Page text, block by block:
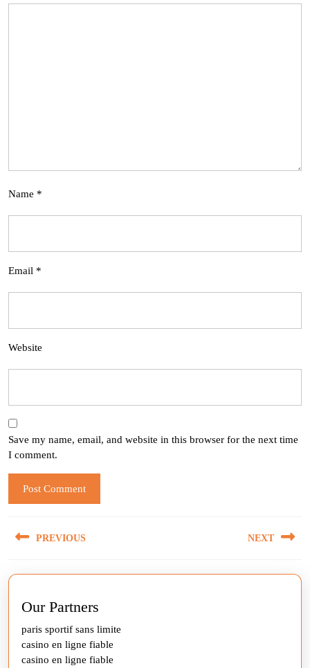
Name *
Email *
Website
Save my name, email, and website in this browser for the next time
I comment.
navigation
PREVIOUS NEXT
Our Partners
paris sportif sans limite
casino en ligne fiable
casino en ligne fiable